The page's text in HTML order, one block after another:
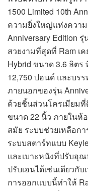
1500 Limited 10th
ความยิ่งใหญ่แห่งความ
Anniversary Edition
สวยงามที่สุดที่ Ram เ
Hybrid ขนาด 3.6 ลิตร
12,750 ปอนด์ และบร
ภายนอกของรุ่น
ด้วยชิ้นส่วนโครเมียมที่
ขนาด 22 นิ้ว ภายในห้
สมัย ระบบช่วยเหลือก
ระบบสตาร์ทแบบ
และเบาะหนังที่ปรับอุ
ปรับเอนได้เช่นเดียวกั
การออกแบบนี้ทำให้